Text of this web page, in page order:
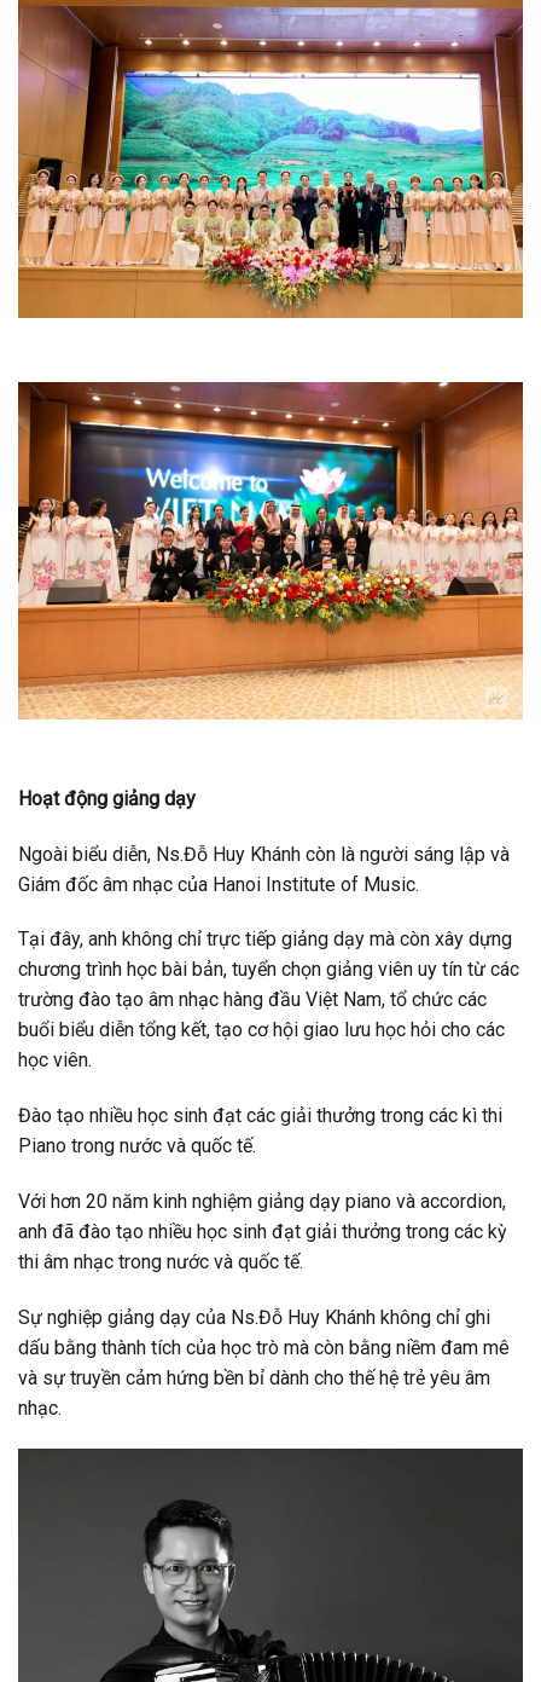
Hoạt động giảng dạy
Ngoài biểu diễn, Ns.Đỗ Huy Khánh còn là người sáng lập và
Giám đốc âm nhạc của Hanoi Institute of Music.
Tại đây, anh không chỉ trực tiếp giảng dạy mà còn xây dựng
chương trình học bài bản, tuyển chọn giảng viên uy tín từ các
trường đào tạo âm nhạc hàng đầu Việt Nam, tổ chức các
buổi biểu diễn tổng kết, tạo cơ hội giao lưu học hỏi cho các
học viên.
Đào tạo nhiều học sinh đạt các giải thưởng trong các kì thi
Piano trong nước và quốc tế.
Với hơn 20 năm kinh nghiệm giảng dạy piano và accordion,
anh đã đào tạo nhiều học sinh đạt giải thưởng trong các kỳ
thi âm nhạc trong nước và quốc tế.
Sự nghiệp giảng dạy của Ns.Đỗ Huy Khánh không chỉ ghi
dấu bằng thành tích của học trò mà còn bằng niềm đam mê
và sự truyền cảm hứng bền bỉ dành cho thế hệ trẻ yêu âm
nhạc.